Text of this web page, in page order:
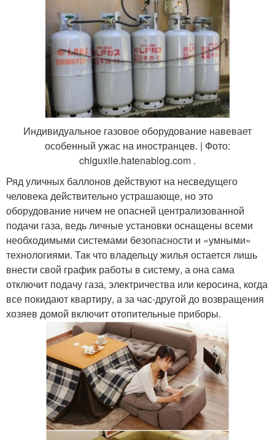
Индивидуальное газовое оборудование навевает
особенный ужас на иностранцев. | Фото:
chiguxile.hatenablog.com .
Ряд уличных баллонов действуют на несведущего
человека действительно устрашающе, но это
оборудование ничем не опасней централизованной
подачи газа, ведь личные установки оснащены всеми
необходимыми системами безопасности и «умными»
технологиями. Так что владельцу жилья остается лишь
внести свой график работы в систему, а она сама
отключит подачу газа, электричества или керосина, когда
все покидают квартиру, а за час-другой до возвращения
хозяев домой включит отопительные приборы.